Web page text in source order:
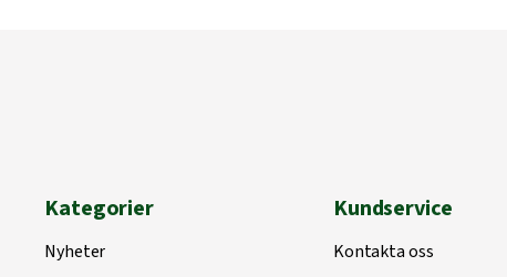
Kategorier
Nyheter
Kundservice
Kontakta oss